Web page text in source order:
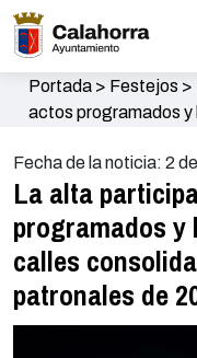
Portada> Festejos >
actos programados y
2025
Fecha de la noticia: 2
La alta
programados y
calles
patronales de